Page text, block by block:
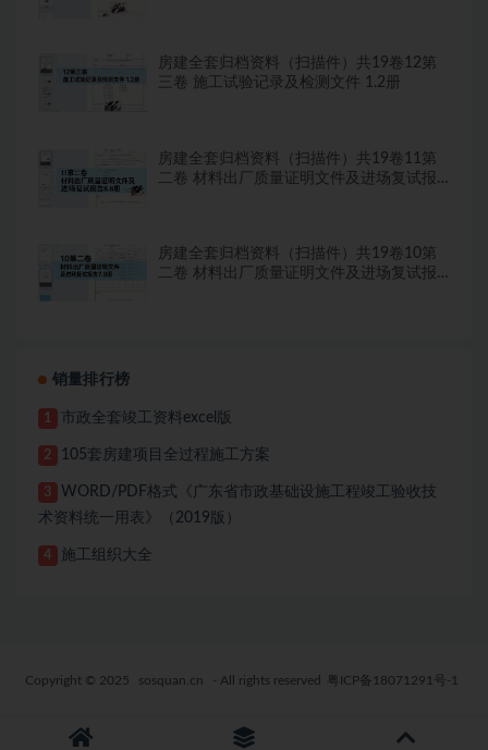
房建全套归档资料（扫描件）共19卷12第
三卷 施工试验记录及检测文件 1.2册
房建全套归档资料（扫描件）共19卷11第
二卷 材料出厂质量证明文件及进场复试报
房建全套归档资料（扫描件）共19卷10第
二卷 材料出厂质量证明文件及进场复试报
销量排行榜
1 市政全套竣工资料excel版
2 105套房建项目全过程施工方案
3
WORD/PDF格式《广东省市政基础设施工程竣工验收技
术资料统一用表》（2019版）
4 施工组织大全
Copyright © 2025 sosquan.cn - All rights reserved 粤ICP备18071291号-1